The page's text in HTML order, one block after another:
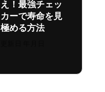
え！最強チェッ
カーDS4で寿命を100%見
極める方法